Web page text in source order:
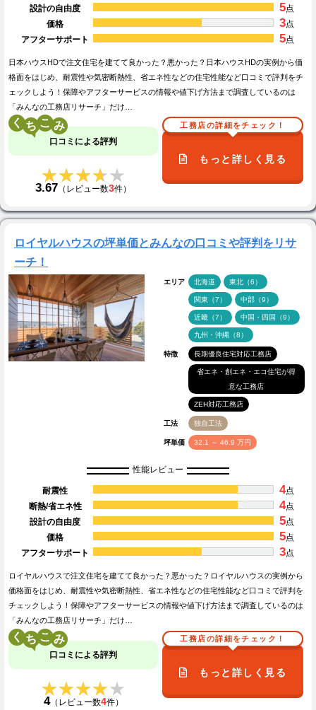
設計の自由度
5点
価格
3点
アフターサポート
5点
日本ハウスHDで注文住宅を建てて良かった？悪かった？日本ハウスHDの実例から価
格面をはじめ、耐震性や気密断熱性、省エネ性などの住宅性能など口コミで評判をチ
ェックしよう！保障やアフターサービスの情報や値下げ方法まで調査しているのは
「みんなの工務店リサーチ」だけ…
く こ
口コミによる評判
★★★★★
★★★★★
3.67 （レビュー数3件）
工務店の詳細をチェック！
もっと詳しく見る
ロイヤルハウスの坪単価とみんなの口コミや評判をリサ
ーチ！
エリア 北海道 東北（6）
関東（7） 中部（9）
近畿（7） 中国・四国（9）
九州・沖縄（8）
特徴 長期優良住宅対応工務店
省エネ・創エネ・エコ住宅が得
意な工務店
ZEH対応工務店
工法 独自工法
坪単価 32.1 ～ 46.9 万円
性能レビュー
耐震性 4点
断熱/省エネ性
4点
設計の自由度
5点
価格
5点
アフターサポート
3点
ロイヤルハウスで注文住宅を建てて良かった？悪かった？ロイヤルハウスの実例から
価格面をはじめ、耐震性や気密断熱性、省エネ性などの住宅性能など口コミで評判を
チェックしよう！保障やアフターサービスの情報や値下げ方法まで調査しているのは
「みんなの工務店リサーチ」だけ…
く こ
口コミによる評判
★★★★★
★★★★★
4（レビュー数4件）
工務店の詳細をチェック！
もっと詳しく見る